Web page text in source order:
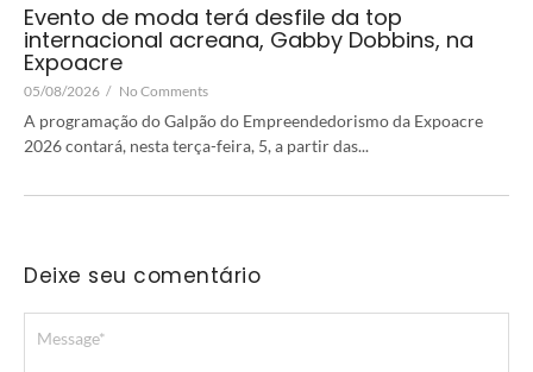
Evento de moda terá desfile da top
internacional acreana, Gabby Dobbins, na
Expoacre
05/08/2026 / No Comments
A programação do Galpão do Empreendedorismo da Expoacre
2026 contará, nesta terça-feira, 5, a partir das...
Deixe seu comentário